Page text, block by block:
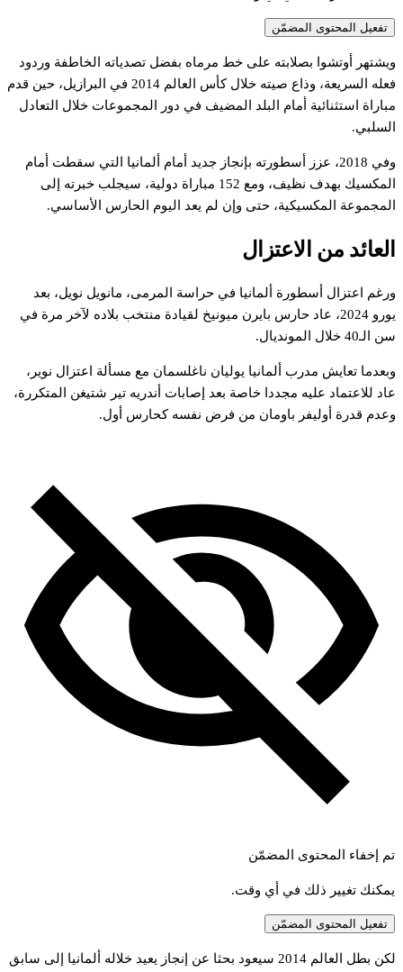
تفعيل المحتوى المضمّن
ويشتهر أوتشوا بصلابته على خط مرماه بفضل تصدياته الخاطفة وردود
فعله السريعة، وذاع صيته خلال كأس العالم 2014 في البرازيل، حين قدم
مباراة
استثنائية أمام البلد المضيف في دور المجموعات خلال التعادل
السلبي.
وفي 2018، عزز أسطورته بإنجاز جديد أمام ألمانيا التي سقطت أمام
المكسيك بهدف نظيف، ومع 152 مباراة دولية، سيجلب خبرته إلى
المجموعة المكسيكية، حتى وإن لم يعد اليوم الحارس الأساسي.
العائد من الاعتزال
ورغم اعتزال أسطورة ألمانيا في حراسة المرمى، مانويل نويل، بعد
يورو 2024، عاد حارس بايرن ميونيخ لقيادة منتخب بلاده لآخر مرة في
سن الـ40 خلال المونديال.
وبعدما تعايش مدرب ألمانيا يوليان ناغلسمان مع مسألة اعتزال نوير،
عاد للاعتماد عليه مجددا خاصة بعد إصابات أندريه تير شتيغن المتكررة،
وعدم قدرة أوليفر باومان من فرض نفسه كحارس أول.
تم إخفاء المحتوى المضمّن
يمكنك تغيير ذلك في أي وقت.
تفعيل المحتوى المضمّن
لكن بطل العالم 2014 سيعود بحثا عن إنجاز يعيد خلاله ألمانيا إلى سابق